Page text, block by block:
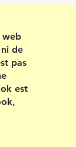
web
de
pas
est